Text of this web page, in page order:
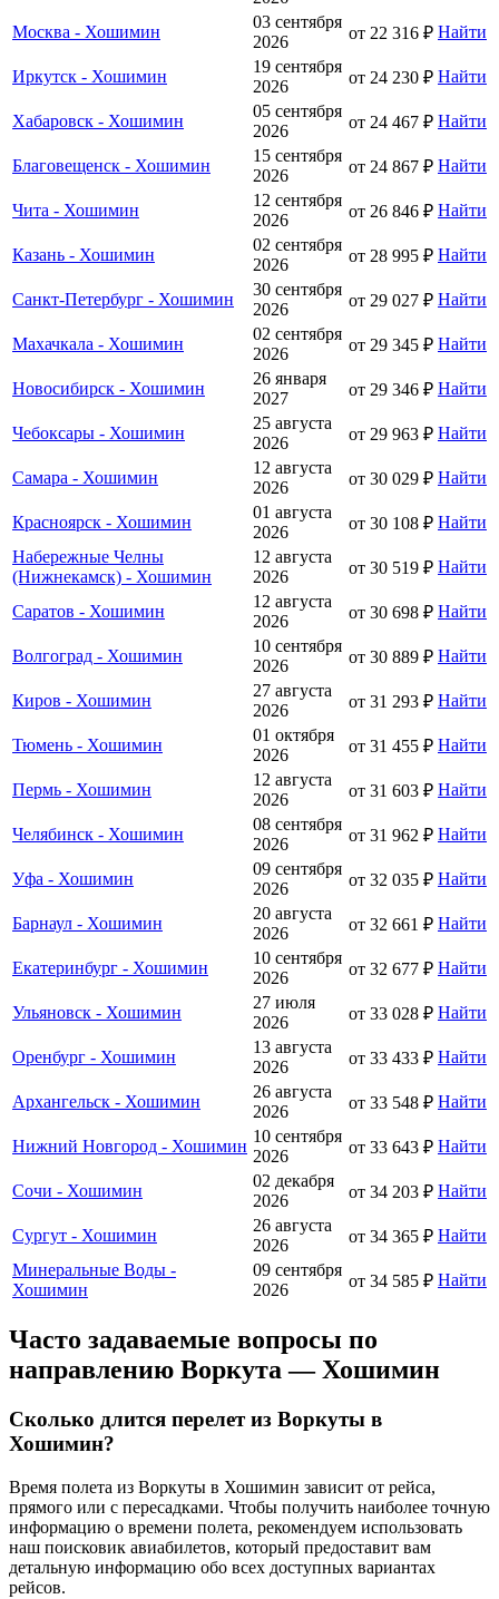
Москва - Хошимин
03 сентября
2026
от 22 316 ₽ Найти
Иркутск - Хошимин
19 сентября
2026
от 24 230 ₽ Найти
Хабаровск - Хошимин
05 сентября
2026
от 24 467 ₽ Найти
Благовещенск - Хошимин
15 сентября
2026
от 24 867 ₽ Найти
Чита - Хошимин
12 сентября
2026
от 26 846 ₽ Найти
Казань - Хошимин
02 сентября
2026
от 28 995 ₽ Найти
Санкт-Петербург - Хошимин
30 сентября
2026
от 29 027 ₽ Найти
Махачкала - Хошимин
02 сентября
2026
от 29 345 ₽ Найти
Новосибирск - Хошимин
26 января
2027
от 29 346 ₽ Найти
Чебоксары - Хошимин
25 августа
2026
от 29 963 ₽ Найти
Самара - Хошимин
12 августа
2026
от 30 029 ₽ Найти
Красноярск - Хошимин
01 августа
2026
от 30 108 ₽ Найти
Набережные Челны
(Нижнекамск) - Хошимин
12 августа
2026
от 30 519 ₽ Найти
Саратов - Хошимин
12 августа
2026
от 30 698 ₽ Найти
Волгоград - Хошимин
10 сентября
2026
от 30 889 ₽ Найти
Киров - Хошимин
27 августа
2026
от 31 293 ₽ Найти
Тюмень - Хошимин
01 октября
2026
от 31 455 ₽ Найти
Пермь - Хошимин
12 августа
2026
от 31 603 ₽ Найти
Челябинск - Хошимин
08 сентября
2026
от 31 962 ₽ Найти
Уфа - Хошимин
09 сентября
2026
от 32 035 ₽ Найти
Барнаул - Хошимин
20 августа
2026
от 32 661 ₽ Найти
Екатеринбург - Хошимин
10 сентября
2026
от 32 677 ₽ Найти
Ульяновск - Хошимин
27 июля
2026
от 33 028 ₽ Найти
Оренбург - Хошимин
13 августа
2026
от 33 433 ₽ Найти
Архангельск - Хошимин
26 августа
2026
от 33 548 ₽ Найти
Нижний Новгород - Хошимин
10 сентября
2026
от 33 643 ₽ Найти
Сочи - Хошимин
02 декабря
2026
от 34 203 ₽ Найти
Сургут - Хошимин
26 августа
2026
от 34 365 ₽ Найти
Минеральные Воды -
Хошимин
09 сентября
2026
от 34 585 ₽ Найти
Часто задаваемые вопросы по
направлению Воркута — Хошимин
Сколько длится перелет из Воркуты в
Хошимин?
Время полета из Воркуты в Хошимин зависит от рейса,
прямого или с пересадками. Чтобы получить наиболее точную
информацию о времени полета, рекомендуем использовать
наш поисковик авиабилетов, который предоставит вам
детальную информацию обо всех доступных вариантах
рейсов.